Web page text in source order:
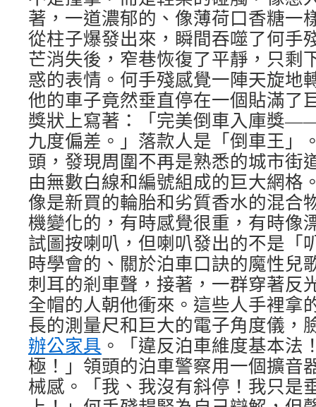
著，一道濃郁的、像薄荷口香糖一
從柱子爆發出來，瞬間吞噬了何手
芒消失後，窄巷恢復了平靜，只剩
惑的表情。何手殘感覺一陣天旋地
他的車子竟然垂直停在一個貼滿了
獎狀上寫著：「完美倒車入庫獎
九度偏差。」落款人是「倒車王」
頭，發現周圍不再是熟悉的城市街
由無數白線和編號組成的巨大網格
像是新買的輪胎和劣質香水的混合
機變化的，有時感覺很重，有時像
試圖按喇叭，但喇叭發出的不是「
時學會的、關於泊車口訣的魔性兒
刺耳的剎車聲，接著，一群穿著反
全帽的人朝他衝來。這些人手裡拿
長的測量尺和巨大的電子角度儀，
辦公家具 。「違反泊車維度基本法
極！」領頭的泊車警察用一個擴音
械感。「我、我沒有斜停！我只是